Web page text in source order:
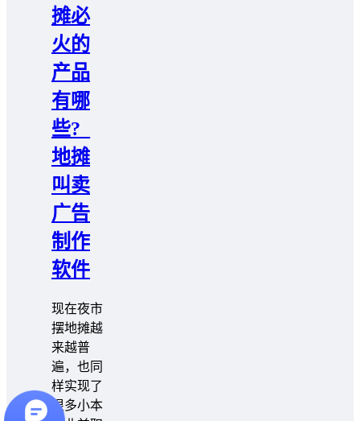
摊必
火的
产品
有哪
些?_
地摊
叫卖
广告
制作
软件
现在夜市
摆地摊越
来越普
遍，也同
样实现了
很多小本